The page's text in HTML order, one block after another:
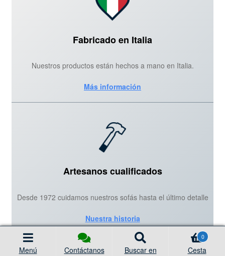
Fabricado en Italia
Nuestros productos están hechos a mano en Italia.
Más información
Artesanos cualificados
Desde 1972 cuidamos nuestros sofás hasta el último detalle
Nuestra historia
Menú Contáctanos Buscar en
Búsqueda
productos Cesta
0